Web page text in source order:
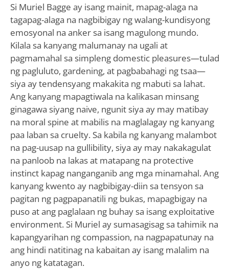
Si Muriel Bagge ay isang mainit, mapag-alaga na
tagapag-alaga na nagbibigay ng walang-kundisyong
emosyonal na anker sa isang magulong mundo.
Kilala sa kanyang malumanay na ugali at
pagmamahal sa simpleng domestic pleasures—tulad
ng pagluluto, gardening, at pagbabahagi ng tsaa—
siya ay tendensyang makakita ng mabuti sa lahat.
Ang kanyang mapagtiwala na kalikasan minsang
ginagawa siyang naive, ngunit siya ay may matibay
na moral spine at mabilis na maglalagay ng kanyang
paa laban sa cruelty. Sa kabila ng kanyang malambot
na pag-uusap na gullibility, siya ay may nakakagulat
na panloob na lakas at matapang na protective
instinct kapag nanganganib ang mga minamahal. Ang
kanyang kwento ay nagbibigay-diin sa tensyon sa
pagitan ng pagpapanatili ng bukas, mapagbigay na
puso at ang paglalaan ng buhay sa isang exploitative
environment. Si Muriel ay sumasagisag sa tahimik na
kapangyarihan ng compassion, na nagpapatunay na
ang hindi natitinag na kabaitan ay isang malalim na
anyo ng katatagan.